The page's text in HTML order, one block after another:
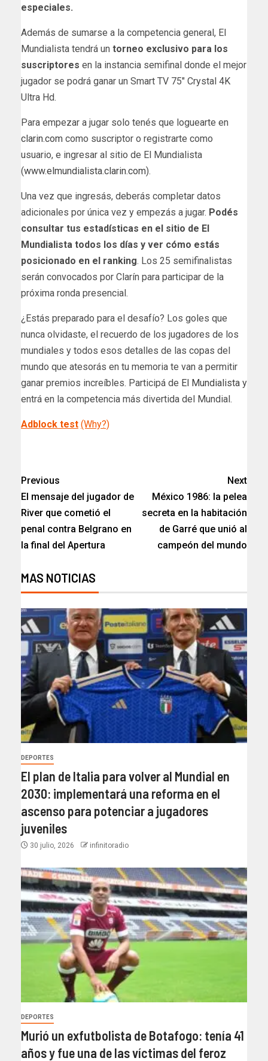
especiales.
Además de sumarse a la competencia general, El
Mundialista tendrá un torneo exclusivo para los
suscriptores en la instancia semifinal donde el mejor
jugador se podrá ganar un Smart TV 75″ Crystal 4K
Ultra Hd.
Para empezar a jugar solo tenés que loguearte en
clarin.com como suscriptor o registrarte como
usuario, e ingresar al sitio de El Mundialista
(www.elmundialista.clarin.com).
Una vez que ingresás, deberás completar datos
adicionales por única vez y empezás a jugar. Podés
consultar tus estadísticas en el sitio de El
Mundialista todos los días y ver cómo estás
posicionado en el ranking. Los 25 semifinalistas
serán convocados por Clarín para participar de la
próxima ronda presencial.
¿Estás preparado para el desafío? Los goles que
nunca olvidaste, el recuerdo de los jugadores de los
mundiales y todos esos detalles de las copas del
mundo que atesorás en tu memoria te van a permitir
ganar premios increíbles. Participá de El Mundialista y
entrá en la competencia más divertida del Mundial.
Adblock test (Why?)
Previous
El mensaje del jugador de
River que cometió el
penal contra Belgrano en
la final del Apertura
Next
México 1986: la pelea
secreta en la habitación
de Garré que unió al
campeón del mundo
MAS NOTICIAS
DEPORTES
El plan de Italia para volver al Mundial en
2030: implementará una reforma en el
ascenso para potenciar a jugadores
juveniles
30 julio, 2026 infinitoradio
DEPORTES
Murió un exfutbolista de Botafogo: tenía 41
años y fue una de las víctimas del feroz